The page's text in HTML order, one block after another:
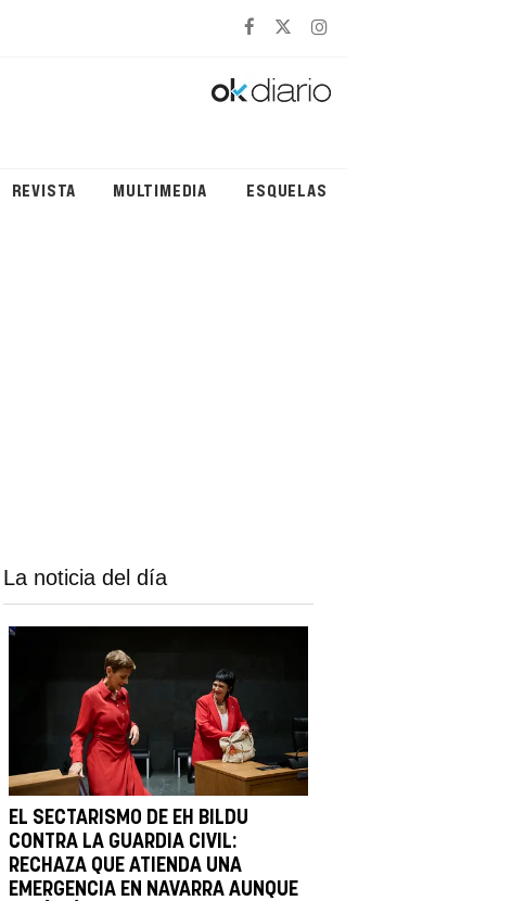
REVISTA MULTIMEDIA ESQUELAS
La noticia del día
EL SECTARISMO DE EH BILDU
CONTRA LA GUARDIA CIVIL:
RECHAZA QUE ATIENDA UNA
EMERGENCIA EN NAVARRA AUNQUE